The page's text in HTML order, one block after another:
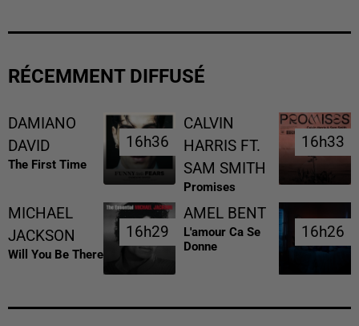
RÉCEMMENT DIFFUSÉ
DAMIANO
DAVID
The First Time
16h36
16h36
CALVIN
HARRIS FT.
SAM SMITH
Promises
16h33
16h33
MICHAEL
JACKSON
Will You Be There
16h29
16h29
AMEL BENT
L'amour Ca Se
Donne
16h26
16h26